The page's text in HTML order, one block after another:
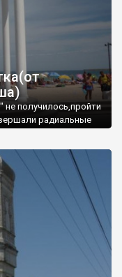
получилось,пройти
радиальные